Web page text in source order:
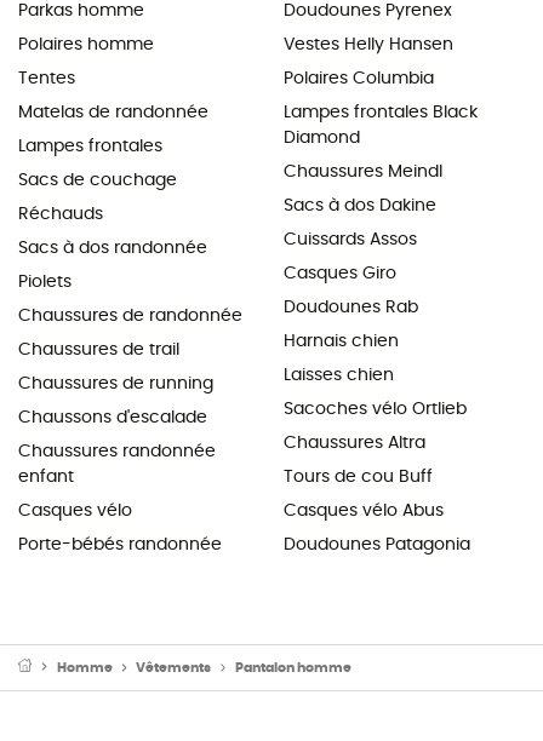
Parkas homme
Polaires homme
Tentes
Matelas de randonnée
Lampes frontales
Sacs de couchage
Réchauds
Sacs à dos randonnée
Piolets
Chaussures de randonnée
Chaussures de trail
Chaussures de running
Chaussons d'escalade
Chaussures randonnée
enfant
Casques vélo
Porte-bébés randonnée
Doudounes Pyrenex
Vestes Helly Hansen
Polaires Columbia
Lampes frontales Black
Diamond
Chaussures Meindl
Sacs à dos Dakine
Cuissards Assos
Casques Giro
Doudounes Rab
Harnais chien
Laisses chien
Sacoches vélo Ortlieb
Chaussures Altra
Tours de cou Buff
Casques vélo Abus
Doudounes Patagonia
Homme Vêtements Pantalon homme